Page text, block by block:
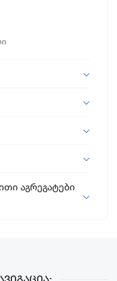
აგრეგატები